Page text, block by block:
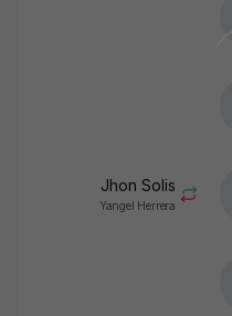
Jhon Solis
Yangel Herrera